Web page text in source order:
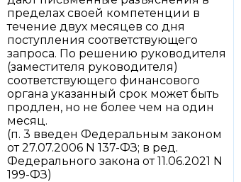
пределах своей компетенции в
течение двух месяцев со дня
поступления соответствующего
запроса. По решению руководителя
(заместителя руководителя)
соответствующего финансового
органа указанный срок может быть
продлен, но не более чем на один
месяц.
(п. 3 введен Федеральным законом
от 27.07.2006 N 137-ФЗ; в ред.
Федерального закона от 11.06.2021 N
199-ФЗ)